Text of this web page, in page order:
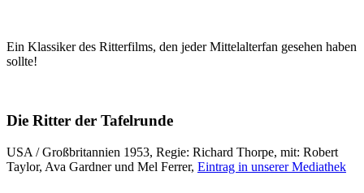
Ein Klassiker des Ritterfilms, den jeder Mittelalterfan gesehen haben
sollte!
Die Ritter der Tafelrunde
USA / Großbritannien 1953, Regie: Richard Thorpe, mit: Robert
Taylor, Ava Gardner und Mel Ferrer, Eintrag in unserer Mediathek